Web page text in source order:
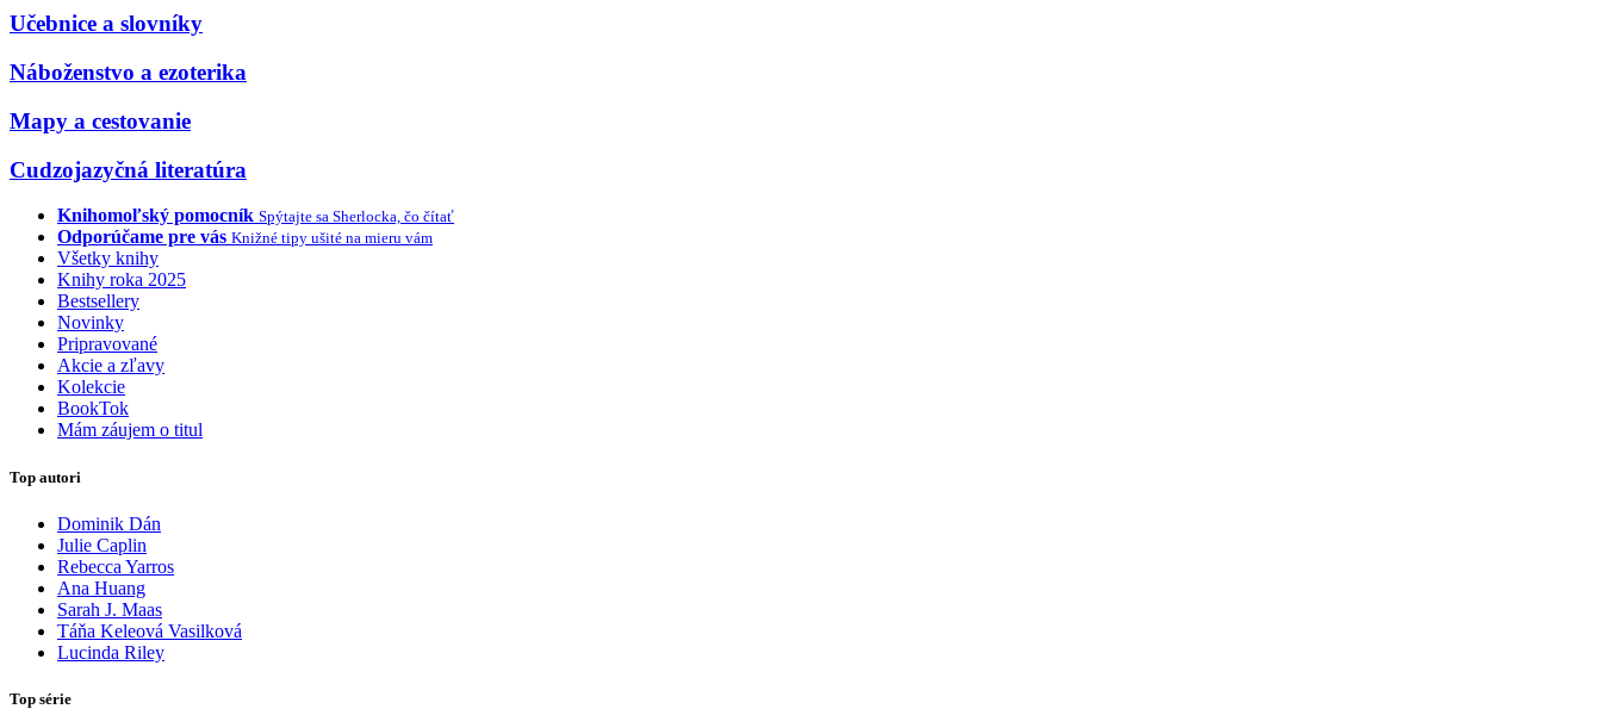
Učebnice a slovníky
Náboženstvo a ezoterika
Mapy a cestovanie
Cudzojazyčná literatúra
Knihomoľský pomocník Spýtajte sa Sherlocka, čo čítať
Odporúčame pre vás Knižné tipy ušité na mieru vám
Všetky knihy
Knihy roka 2025
Bestsellery
Novinky
Pripravované
Akcie a zľavy
Kolekcie
BookTok
Mám záujem o titul
Top autori
Dominik Dán
Julie Caplin
Rebecca Yarros
Ana Huang
Sarah J. Maas
Táňa Keleová Vasilková
Lucinda Riley
Top série